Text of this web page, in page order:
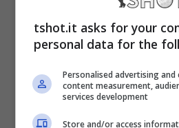
superstite del triumvirato
dell’intera storia del
competizioni Slam nel
Belgrado ha fatto la
tshot.it asks for your
personal data for the
Personalised advertising
content measurement,
services development
Store and/or access